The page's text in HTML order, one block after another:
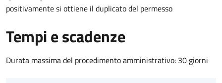
positivamente si ottiene il duplicato del permesso
Tempi e scadenze
Durata massima del procedimento amministrativo: 30 giorni